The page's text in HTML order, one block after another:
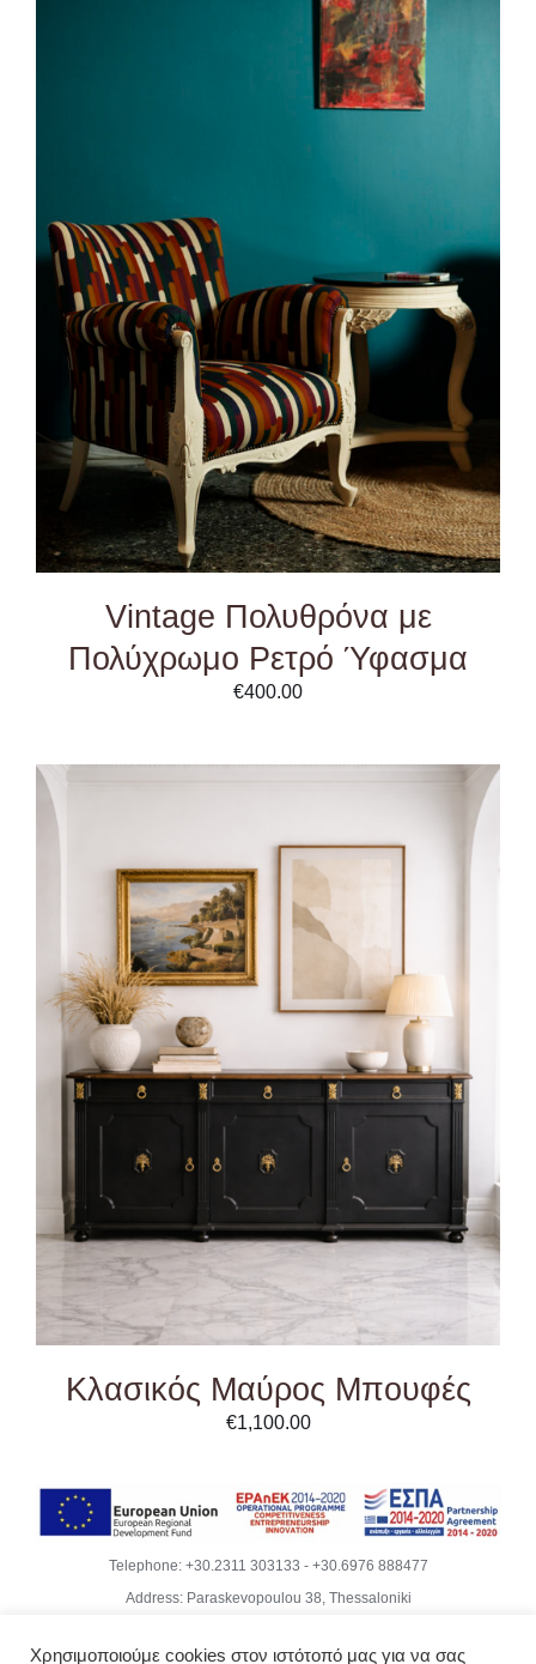
ADD TO CART
/
DETAILS
Vintage Πολυθρόνα με
Πολύχρωμο Ρετρό Ύφασμα
€400.00
ADD TO CART
DETAILS
Κλασικός Μαύρος Μπουφές
€1,100.00
Telephone: +30.2311 303133 - +30.6976 888477
Address: Paraskevopoulou 38, Thessaloniki
Χρησιμοποιούμε cookies στον ιστότοπό μας για να σας